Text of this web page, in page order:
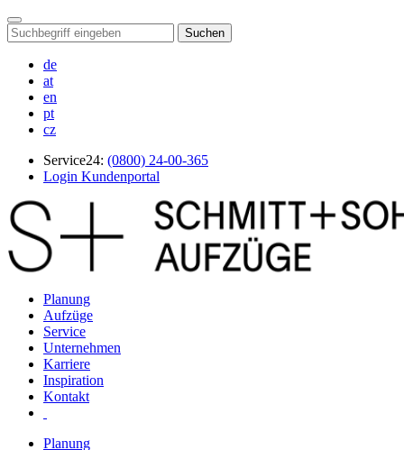
Suchen
de
at
en
pt
cz
Service24: (0800) 24-00-365
Login Kundenportal
Planung
Aufzüge
Service
Unternehmen
Karriere
Inspiration
Kontakt
Planung